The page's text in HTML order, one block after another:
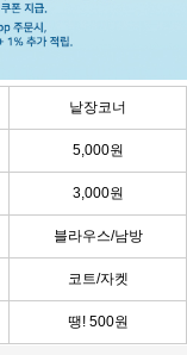
낱장코너
5,000원
3,000원
블라우스/남방
코트/자켓
땡! 500원